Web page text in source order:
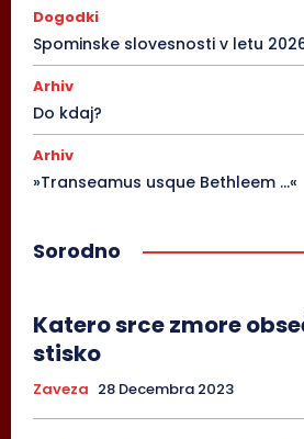
Dogodki
Spominske slovesnosti v letu
Arhiv
Do kdaj?
Arhiv
»Transeamus usque Bethleem …«
Sorodno
Katero srce zmore
stisko
Zaveza 28 Decembra 2023